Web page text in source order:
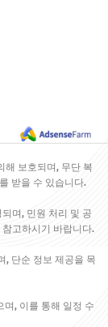
해 보호되며, 무단 복
받을 수 있습니다.
며, 민원 처리 및 공
고하시기 바랍니다.
, 단순 정보 제공을 목
며, 이를 통해 일정 수